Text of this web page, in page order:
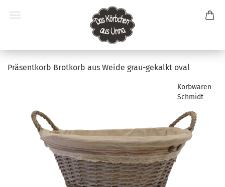
Präsentkorb Brotkorb aus Weide grau-gekalkt oval
Korbwaren
Schmidt